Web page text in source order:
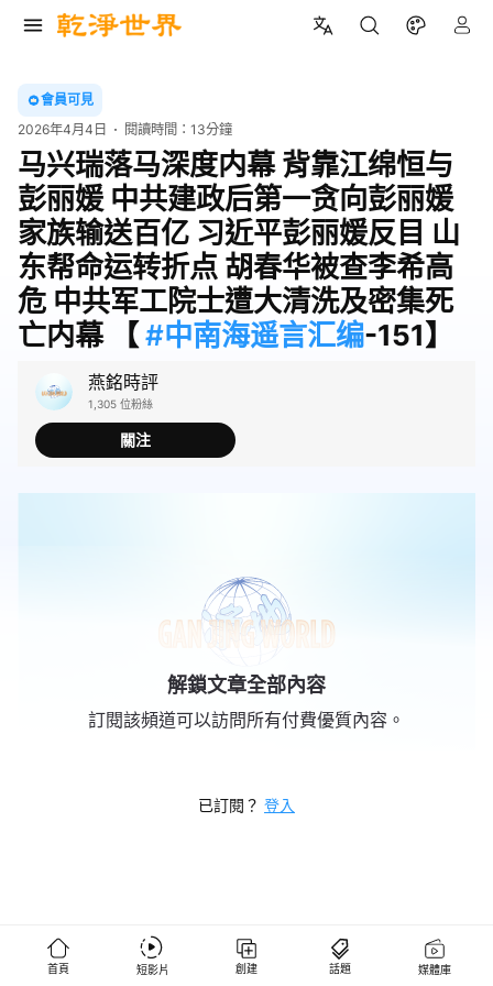
會員可見
2026年4月4日
閱讀時間：13分鐘
马兴瑞落马深度内幕 背靠江绵恒与
彭丽媛 中共建政后第一贪向彭丽媛
家族输送百亿 习近平彭丽媛反目 山
东帮命运转折点 胡春华被查李希高
危 中共军工院士遭大清洗及密集死
亡内幕 【 #中南海遥言汇编-151】
燕銘時評
1,305 位粉絲
關注
燕銘時評
1,305 位粉絲
解鎖文章全部內容
訂閱該頻道可以訪問所有付費優質內容。
已訂閱？ 登入
首頁 短影片 創建 話題 媒體庫